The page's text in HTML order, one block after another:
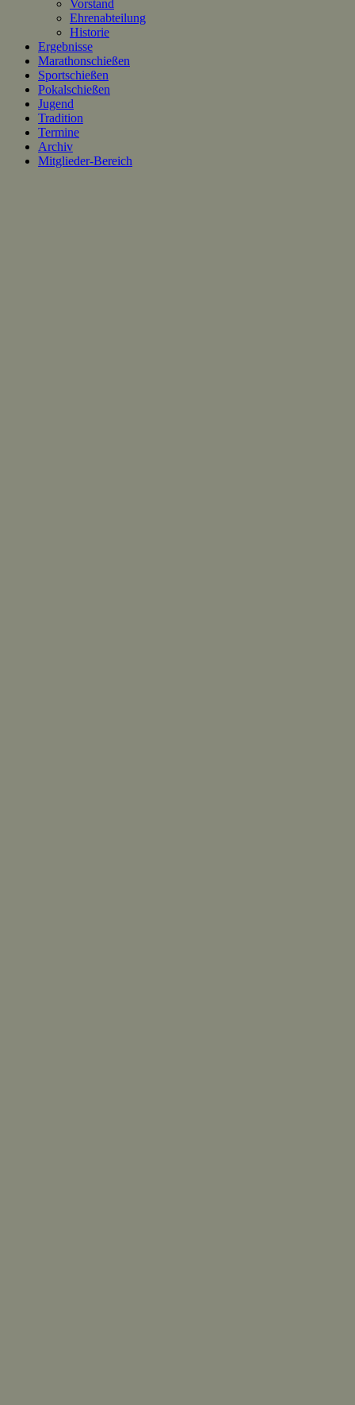
Vorstand
Ehrenabteilung
Historie
Ergebnisse
Marathonschießen
Sportschießen
Pokalschießen
Jugend
Tradition
Termine
Archiv
Mitglieder-Bereich